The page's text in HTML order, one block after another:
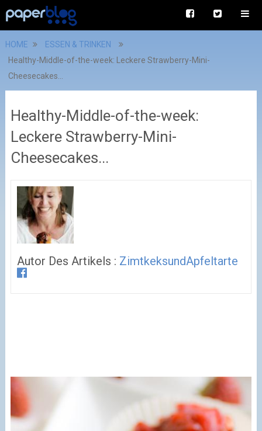
HOME
ESSEN & TRINKEN
Healthy-Middle-of-the-week: Leckere Strawberry-Mini-
Cheesecakes...
Healthy-Middle-of-the-week:
Leckere Strawberry-Mini-
Cheesecakes...
Autor Des Artikels : ZimtkeksundApfeltarte